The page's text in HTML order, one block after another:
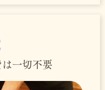
一切不要